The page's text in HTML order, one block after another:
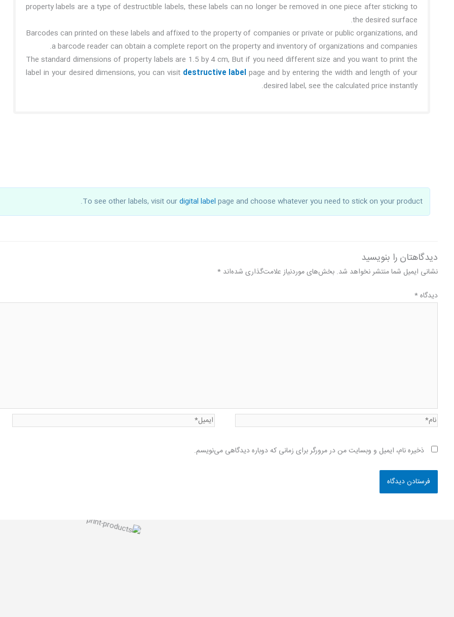
property labels are a type of destructible labels, these labels can no longer be removed in one piece after sticking to
the desired surface.
Barcodes can printed on these labels and affixed to the property of companies or private or public organizations, and
a barcode reader can obtain a complete report on the property and inventory of organizations and companies.
The standard dimensions of property labels are 1.5 by 4 cm, But if you need different size and you want to print the
label in your desired dimensions, you can visit destructive label page and by entering the width and length of your
desired label, see the calculated price instantly.
To see other labels, visit ourdigital label page and choose whatever you need to stick on your product.
دیدگاهتان را بنویسید
نشانی ایمیل شما منتشر نخواهد شد. بخش‌های موردنیاز علامت‌گذاری شده‌اند *
دیدگاه*
نام* ایمیل*
ذخیره نام، ایمیل و وبسایت من در مرورگر برای زمانی که دوباره دیدگاهی می‌نویسم.